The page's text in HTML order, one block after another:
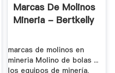
Marcas De Molinos
Mineria - Bertkelly
marcas de molinos en
mineria Molino de bolas ...
los equipos de minería.